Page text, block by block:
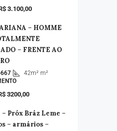
3.100,00
– HOMME
– FRENTE AO
42m² m²
3200,00
– Próx Bráz Leme –
– armários –